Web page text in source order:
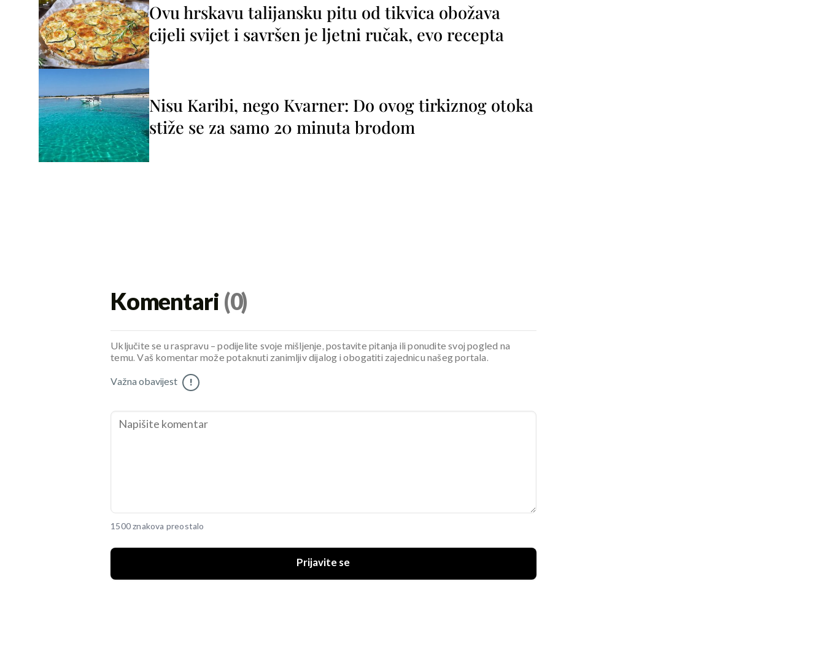
Ovu hrskavu talijansku pitu od tikvica obožava
cijeli svijet i savršen je ljetni ručak, evo recepta
Nisu Karibi, nego Kvarner: Do ovog tirkiznog otoka
stiže se za samo 20 minuta brodom
Komentari (0)
Uključite se u raspravu – podijelite svoje mišljenje, postavite pitanja ili ponudite svoj pogled na
temu. Vaš komentar može potaknuti zanimljiv dijalog i obogatiti zajednicu našeg portala.
Važna obavijest !
1500 znakova preostalo
Prijavite se